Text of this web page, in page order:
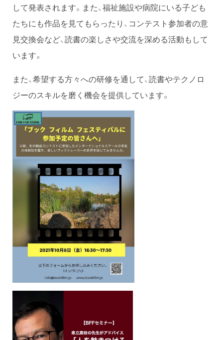
して発表されます。また、福祉施設や病院にいる子ども
たちにも作品を見てもらったり、コンテスト参加者の意
見交換会など、読書の楽しさや交流を深める活動もして
います。
また、希望する方々への研修を通して、読書やテクノロ
ジーのスキルを磨く機会を提供しています。